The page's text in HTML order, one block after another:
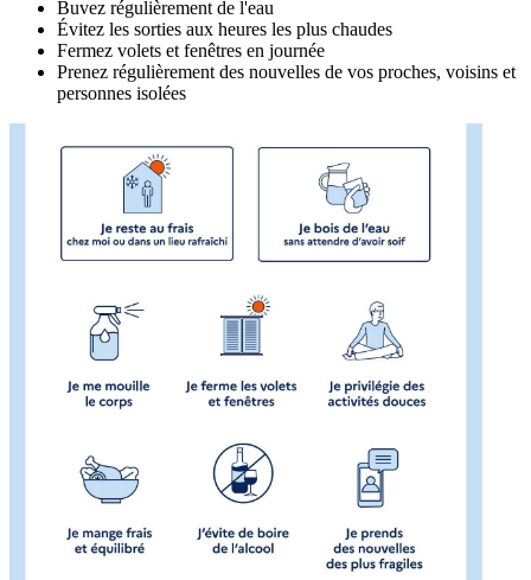
Buvez régulièrement de l'eau
Évitez les sorties aux heures les plus chaudes
Fermez volets et fenêtres en journée
Prenez régulièrement des nouvelles de vos proches, voisins et
personnes isolées